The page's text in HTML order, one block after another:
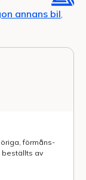
annans bil
förmåns-
beställts av